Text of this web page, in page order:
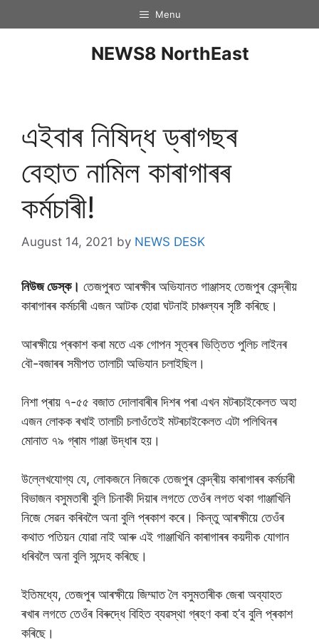
Menu
NEWS8 NorthEast
এইবাৰ নিষিদ্ধ ড্ৰাগছৰ
বেহাত নামিল কাৰাগাৰৰ
কৰ্মচাৰী!
August 14, 2021 by NEWS DESK
নিউজ ডেস্ক। তেজপুৰত আৰক্ষীৰ অভিযানত গাঞ্জাসহ তেজপুৰ কেন্দ্ৰীয়
কাৰাগাৰৰ কৰ্মচাৰী এজন আটক হোৱা ঘটনাই চাঞ্চল্যৰ সৃষ্টি কৰিছে।
আৰক্ষীয়ে প্ৰকাশ কৰা মতে এক গোপন সূত্ৰৰ ভিত্তিত পুলিচ লাইনৰ
বৌ-বজাৰৰ সমীপত তালাচী অভিযান চলাইছিল।
নিশা প্ৰায় ৭-৫৫ বজাত দোলাবাৰীৰ দিশৰ পৰা এখন মটৰচাইকেলত অহা
এজন লোকক ৰখাই তালাচী চলাওঁতেই মটৰচাইকেলত এটা পলিথিনৰ
মোনাত ৭৯ গ্ৰাম গাঞ্জা উদ্ধাৰ হয়।
উল্লেখযোগ্য যে, লোকজনে নিজকে তেজপুৰ কেন্দ্ৰীয় কাৰাগাৰৰ কৰ্মচাৰী
বিভাজন বসুমতাৰী বুলি চিনাকী দিয়াৰ লগতে তেওঁৰ লগত থকা গাঞ্জাখিনি
নিজে সেৱন কৰিবলৈ অনা বুলি প্ৰকাশ কৰে। কিন্তু আৰক্ষীয়ে তেওঁৰ
কথাত পতিয়ন যোৱা নাই আৰু এই গাঞ্জাখিনি কাৰাগাৰৰ কয়দীক যোগান
ধৰিবলৈ অনা বুলি সন্দেহ কৰিছে।
ইতিমধ্যে, তেজপুৰ আৰক্ষীয়ে জিম্মাত লৈ বসুমতাৰীক জেৰা অব্যাহত
ৰখাৰ লগতে তেওঁৰ বিৰুদ্ধে বিহিত ব্যৱস্থা গ্ৰহণ কৰা হ’ব বুলি প্ৰকাশ
কৰিছে।